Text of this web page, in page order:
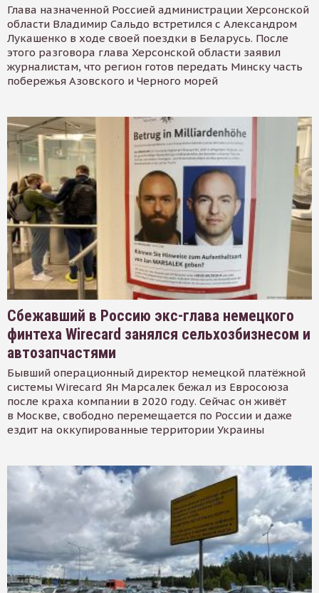
Глава назначенной Россией администрации Херсонской
области Владимир Сальдо встретился с Александром
Лукашенко в ходе своей поездки в Беларусь. После
этого разговора глава Херсонской области заявил
журналистам, что регион готов передать Минску часть
побережья Азовского и Черного морей
Сбежавший в Россию экс-глава немецкого
финтеха Wirecard занялся сельхозбизнесом и
автозапчастями
Бывший операционный директор немецкой платёжной
системы Wirecard Ян Марсалек бежал из Евросоюза
после краха компании в 2020 году. Сейчас он живёт
в Москве, свободно перемещается по России и даже
ездит на оккупированные территории Украины